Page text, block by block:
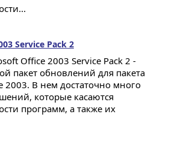
Service Pack 2
Office 2003 Service Pack 2 -
пакет обновлений для пакета
2003. В нем достаточно много
которые касаются
программ, а также их